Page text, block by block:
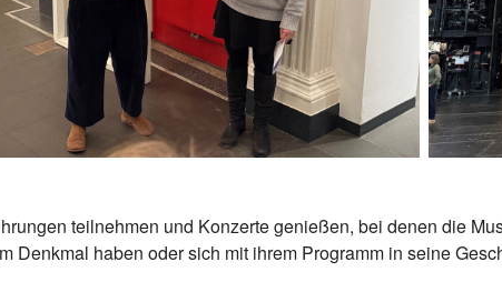
teilnehmen und Konzerte genießen, bei denen die
Denkmal haben oder sich mit ihrem Programm in seine